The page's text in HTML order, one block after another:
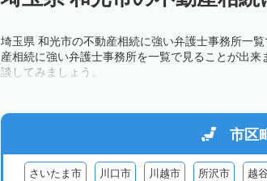
埼玉県 和光市の不動産相続に強い弁護士事務所一
産相続に強い弁護士事務所を一覧で見ることが出
談してみましょう。
市区
さいたま市 川口市 川越市 所沢市 越